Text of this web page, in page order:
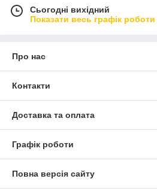
Сьогодні вихідний
Показати весь графік роботи
Про нас
Контакти
Доставка та оплата
Графік роботи
Повна версія сайту